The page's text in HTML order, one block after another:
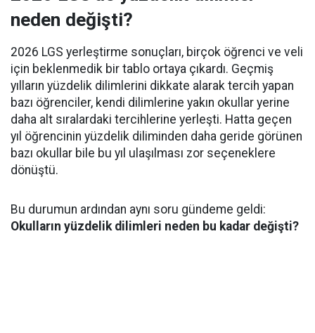
neden değişti?
2026 LGS yerleştirme sonuçları, birçok öğrenci ve veli
için beklenmedik bir tablo ortaya çıkardı. Geçmiş
yılların yüzdelik dilimlerini dikkate alarak tercih yapan
bazı öğrenciler, kendi dilimlerine yakın okullar yerine
daha alt sıralardaki tercihlerine yerleşti. Hatta geçen
yıl öğrencinin yüzdelik diliminden daha geride görünen
bazı okullar bile bu yıl ulaşılması zor seçeneklere
dönüştü.
Bu durumun ardından aynı soru gündeme geldi:
Okulların yüzdelik dilimleri neden bu kadar değişti?